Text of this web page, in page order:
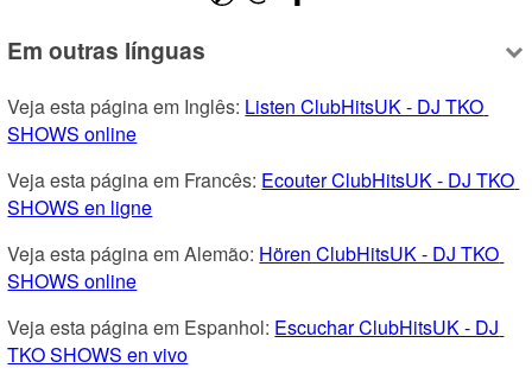
Em outras línguas
Veja esta página em Inglês: Listen ClubHitsUK - DJ TKO
SHOWS online
Veja esta página em Francês: Ecouter ClubHitsUK - DJ TKO
SHOWS en ligne
Veja esta página em Alemão: Hören ClubHitsUK - DJ TKO
SHOWS online
Veja esta página em Espanhol: Escuchar ClubHitsUK - DJ
TKO SHOWS en vivo